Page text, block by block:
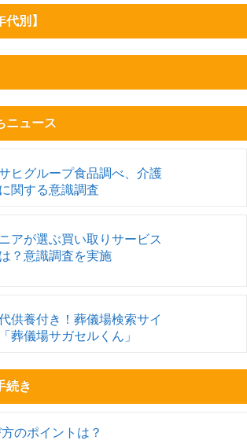
別】
ニュース
ヒグループ食品調べ、介護
関する意識調査
アが選ぶ買い取りサービス
？意識調査を実施
供養付き！葬儀場検索サイ
葬儀場サガセルくん」
続き
のポイントは？